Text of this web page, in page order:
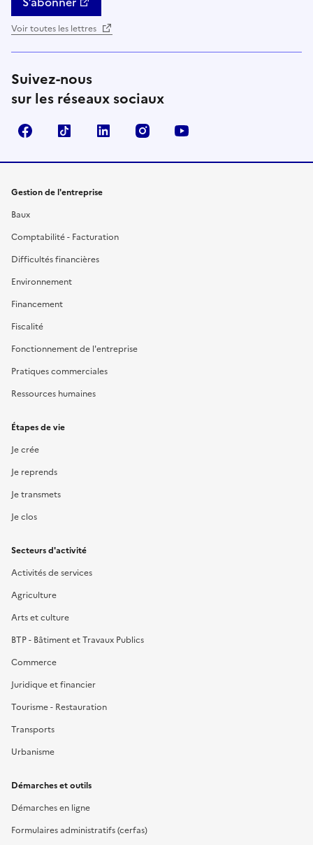
Voir toutes les lettres
Suivez-nous
sur les réseaux sociaux
FacebookTikTok Linkedin Instagram
Gestion de l'entreprise
Baux
Comptabilité - Facturation
Difficultés financières
Environnement
Financement
Fiscalité
Fonctionnement de l'entreprise
Pratiques commerciales
Ressources humaines
Étapes de vie
Je crée
Je reprends
Je transmets
Je clos
Secteurs d'activité
Activités de services
Agriculture
Arts et culture
BTP - Bâtiment et Travaux Publics
Commerce
Juridique et financier
Tourisme - Restauration
Transports
Urbanisme
Démarches et outils
Démarches en ligne
Formulaires administratifs (cerfas)